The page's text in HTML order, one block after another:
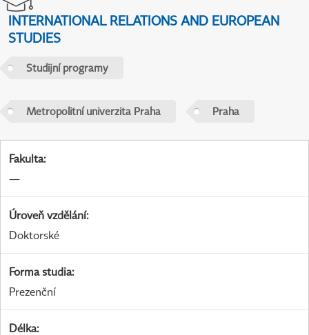
INTERNATIONAL RELATIONS AND EUROPEAN
STUDIES
Studijní programy
Metropolitní univerzita Praha Praha
Fakulta:
—
Úroveň vzdělání:
Doktorské
Forma studia:
Prezenční
Délka: